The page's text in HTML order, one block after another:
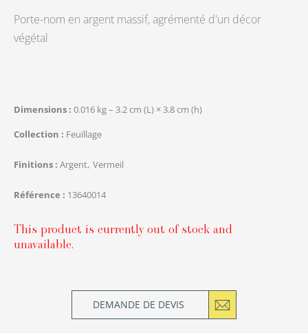
Porte-nom en argent massif, agrémenté d'un décor
végétal
Dimensions 0.016 kg – 3.2 cm (L) × 3.8 cm (h)
Collection
Feuillage
Finitions Argent Vermeil
Référence 13640014
This product is currently out of stock and
unavailable.
DEMANDE DE DEVIS